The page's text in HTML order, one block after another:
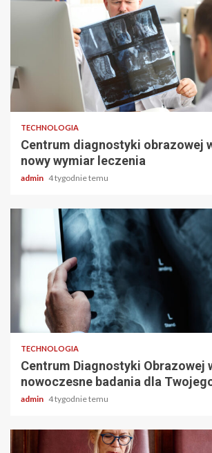
2 min odczytu
TECHNOLOGIA
Centrum diagnostyki obrazowej
nowy wymiar leczenia
admin 4 tygodnie temu
2 min odczytu
TECHNOLOGIA
Centrum Diagnostyki Obrazowej
nowoczesne badania dla
admin 4 tygodnie temu